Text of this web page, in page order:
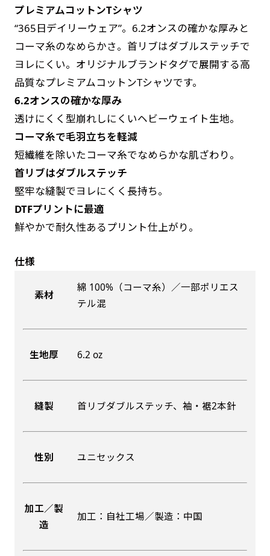
プレミアムコットンTシャツ
“365日デイリーウェア”。6.2オンスの確かな厚みと
コーマ糸のなめらかさ。首リブはダブルステッチで
ヨレにくい。オリジナルブランドタグで展開する高
品質なプレミアムコットンTシャツです。
6.2オンスの確かな厚み
透けにくく型崩れしにくいヘビーウェイト生地。
コーマ糸で毛羽立ちを軽減
短繊維を除いたコーマ糸でなめらかな肌ざわり。
首リブはダブルステッチ
堅牢な縫製でヨレにくく長持ち。
DTFプリントに最適
鮮やかで耐久性あるプリント仕上がり。
仕様
素材
綿 100%（コーマ糸）／一部ポリエス
テル混
生地厚 6.2 oz
縫製 首リブダブルステッチ、袖・裾2本針
性別 ユニセックス
加工／製
造
加工：自社工場／製造：中国
す。かわいいい＆おしゃれなのぼりです。台はセ
ットでついてます。
ジャンボ(90x270)
遠くからでも視認しやすいジャンボサイズです。
駐車場などのスペースに余裕がある場所で大々的
に宣伝できます。
4mまたは5mのポールが必要です。
吊り下げ旗(30x42)
掛け軸のように吊り下げ式にします。上部に棒袋
際の装飾などにとてもお役立ち！
布A1ポスター(60x84)
のぼりだけでなく、ポスターも作れます。
のぼり旗と同じデザインで飾れば宣伝効果UP!
す。かわいいい＆おしゃれなのぼりです。台はセ
ットでついてます。
ジャンボ(270x90)
遠くからでも視認しやすいジャンボサイズです。
駐車場などのスペースに余裕がある場所で大々的
に宣伝できます。
4mまたは5mのポールが必要です。
吊り下げ旗(42x30)
掛け軸のように吊り下げ式にします。上部に棒袋
際の装飾などにとてもお役立ち！
布A1ポスター(84x60)
のぼりだけでなく、ポスターも作れます。
のぼり旗と同じデザインで飾れば宣伝効果UP!